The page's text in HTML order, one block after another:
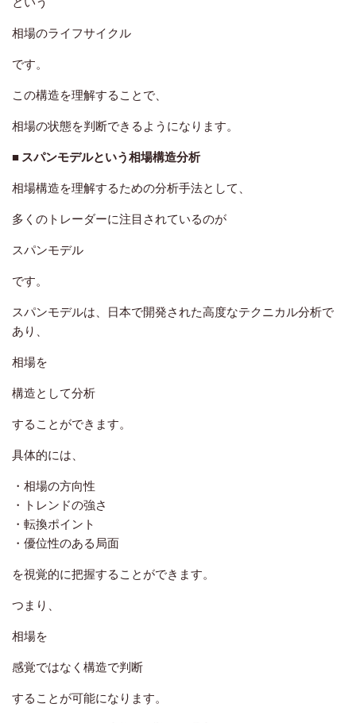
相場のライフサイクル
です。
この構造を理解することで、
相場の状態を判断できるようになります。
■ スパンモデルという相場構造分析
相場構造を理解するための分析手法として、
多くのトレーダーに注目されているのが
スパンモデル
です。
スパンモデルは、日本で開発された高度なテクニカル分析で
あり、
相場を
構造として分析
することができます。
具体的には、
・相場の方向性
・トレンドの強さ
・転換ポイント
・優位性のある局面
を視覚的に把握することができます。
つまり、
相場を
感覚ではなく構造で判断
することが可能になります。